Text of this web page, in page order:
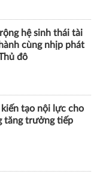
hệ sinh thái tài
cùng nhịp phát
đô
tạo nội lực cho
tăng trưởng tiếp